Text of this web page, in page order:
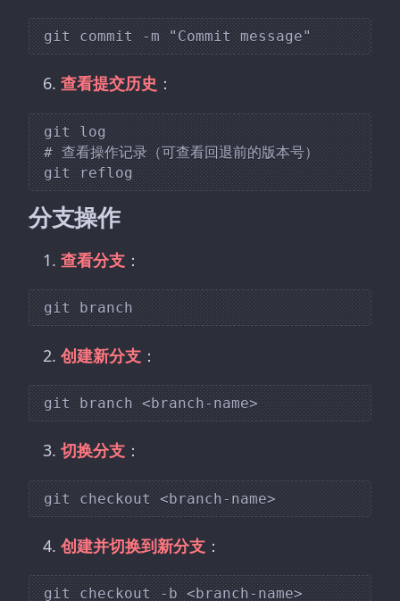
查看提交历史 ：
git log
# 查看操作记录（可查看回退前的版本号）
分支操作
查看分支 ：
创建新分支 ：
切换分支 ：
创建并切换到新分支 ：